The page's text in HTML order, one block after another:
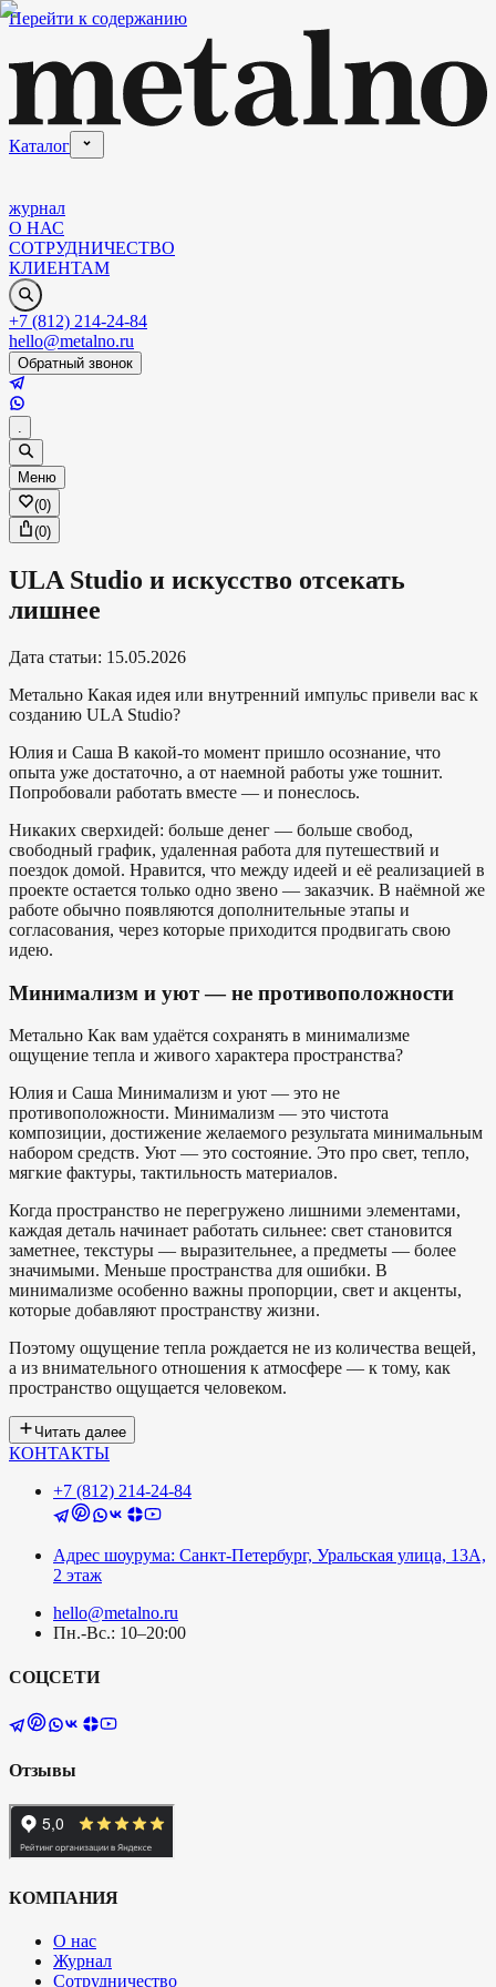
Перейти к содержанию
Каталог
журнал
О НАС
СОТРУДНИЧЕСТВО
КЛИЕНТАМ
+7 (812) 214-24-84
hello@metalno.ru
Обратный звонок
.
Меню
(0)
(0)
ULA Studio и искусство отсекать
лишнее
Дата статьи: 15.05.2026
Метально Какая идея или внутренний импульс привели вас к
созданию ULA Studio?
Юлия и Саша В какой-то момент пришло осознание, что
опыта уже достаточно, а от наемной работы уже тошнит.
Попробовали работать вместе — и понеслось.
Никаких сверхидей: больше денег — больше свобод,
свободный график, удаленная работа для путешествий и
поездок домой. Нравится, что между идеей и её реализацией в
проекте остается только одно звено — заказчик. В наёмной же
работе обычно появляются дополнительные этапы и
согласования, через которые приходится продвигать свою
идею.
Минимализм и уют — не противоположности
Метально Как вам удаётся сохранять в минимализме
ощущение тепла и живого характера пространства?
Юлия и Саша Минимализм и уют — это не
противоположности. Минимализм — это чистота
композиции, достижение желаемого результата минимальным
набором средств. Уют — это состояние. Это про свет, тепло,
мягкие фактуры, тактильность материалов.
Когда пространство не перегружено лишними элементами,
каждая деталь начинает работать сильнее: свет становится
заметнее, текстуры — выразительнее, а предметы — более
значимыми. Меньше пространства для ошибки. В
минимализме особенно важны пропорции, свет и акценты,
которые добавляют пространству жизни.
Поэтому ощущение тепла рождается не из количества вещей,
а из внимательного отношения к атмосфере — к тому, как
пространство ощущается человеком.
Читать далее
КОНТАКТЫ
+7 (812) 214-24-84
Адрес шоурума: Санкт-Петербург, Уральская улица, 13А,
2 этаж
hello@metalno.ru
Пн.-Вс.: 10–20:00
СОЦСЕТИ
Отзывы
КОМПАНИЯ
О нас
Журнал
Сотрудничество